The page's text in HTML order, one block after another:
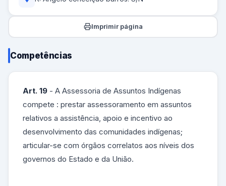
Imprimir página
Competências
Art. 19 - A Assessoria de Assuntos Indígenas
compete : prestar assessoramento em assuntos
relativos a assistência, apoio e incentivo ao
desenvolvimento das comunidades indígenas;
articular-se com órgãos correlatos aos níveis dos
governos do Estado e da União.